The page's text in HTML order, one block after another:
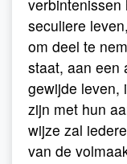
verbintenissen
seculiere
om deel te
staat, aan een
gewijde leven,
zijn met hun
wijze zal
van de